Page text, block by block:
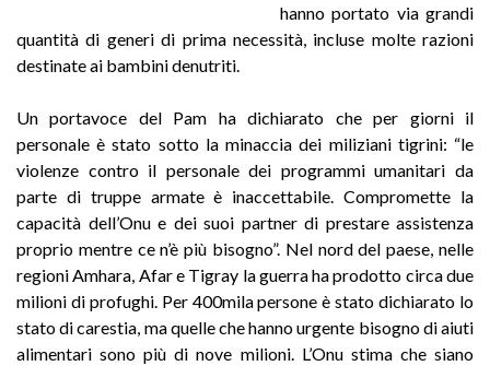
hanno portato via grandi
quantità di generi di prima necessità, incluse molte razioni
destinate ai bambini denutriti.
Un portavoce del Pam ha dichiarato che per giorni il
personale è stato sotto la minaccia dei miliziani tigrini: “le
violenze contro il personale dei programmi umanitari da
parte di truppe armate è inaccettabile. Compromette la
capacità dell’Onu e dei suoi partner di prestare assistenza
proprio mentre ce n’è più bisogno”. Nel nord del paese, nelle
regioni Amhara, Afar e Tigray la guerra ha prodotto circa due
milioni di profughi. Per 400mila persone è stato dichiarato lo
stato di carestia, ma quelle che hanno urgente bisogno di aiuti
alimentari sono più di nove milioni. L’Onu stima che siano